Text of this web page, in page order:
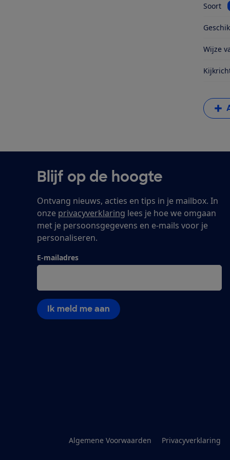
Soort
Wijze
Blijf op de hoogte
Ontvang nieuws, acties en tips in je mailbox. In
onze privacyverklaring lees je hoe we omgaan
met je persoonsgegevens en e-mails voor je
personaliseren.
E-mailadres
Ik meld me aan
Algemene Voorwaarden Privacyverklaring